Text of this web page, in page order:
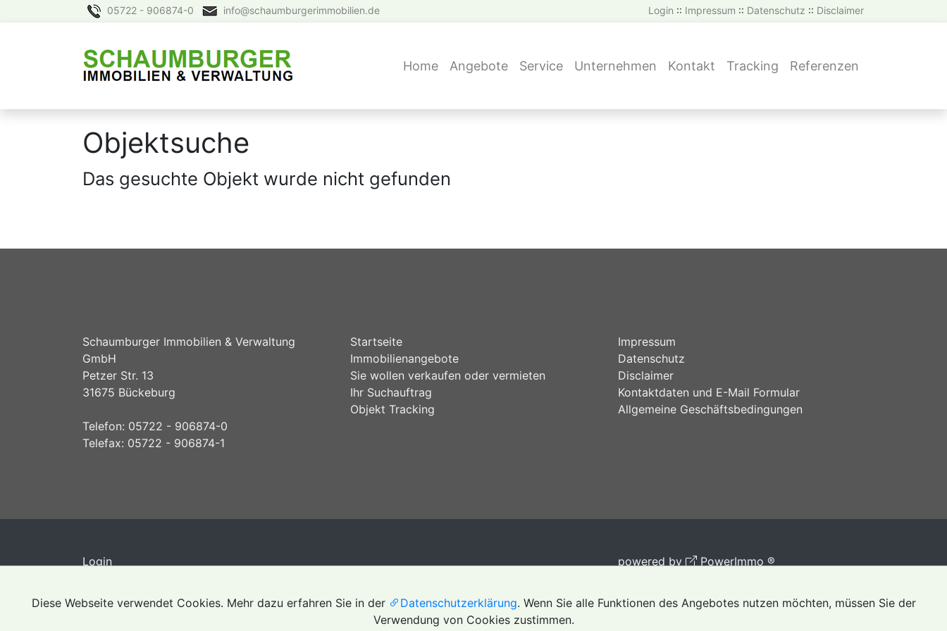
Login :: Impressum :: Datenschutz :: Disclaimer
05722 - 906874-0 info@schaumburgerimmobilien.de
Home Angebote Service Unternehmen Kontakt Tracking Referenzen
Objektsuche
Das gesuchte Objekt wurde nicht gefunden
Diese Webseite verwendet Cookies. Mehr dazu erfahren Sie in der Datenschutzerklärung. Wenn Sie alle Funktionen des Angebotes nutzen möchten, müssen Sie der
Verwendung von Cookies zustimmen.
Schaumburger Immobilien & Verwaltung
GmbH
Petzer Str. 13
31675 Bückeburg
Telefon: 05722 - 906874-0
Telefax: 05722 - 906874-1
Startseite
Immobilienangebote
Sie wollen verkaufen oder vermieten
Ihr Suchauftrag
Objekt Tracking
Impressum
Datenschutz
Disclaimer
Kontaktdaten und E-Mail Formular
Allgemeine Geschäftsbedingungen
Login powered by PowerImmo ®